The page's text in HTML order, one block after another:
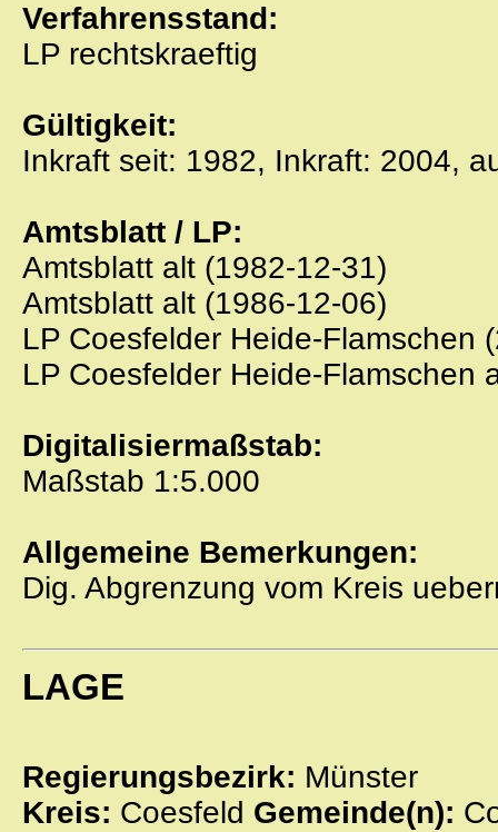
Verfahrensstand:
LP rechtskraeftig
Gültigkeit:
Inkraft seit: 1982, Inkraft: 2004,
Amtsblatt / LP:
Amtsblatt alt (1982-12-31)
Amtsblatt alt (1986-12-06)
LP Coesfelder Heide-Flamschen
LP Coesfelder Heide-Flamschen
Digitalisiermaßstab:
Maßstab 1:5.000
Allgemeine Bemerkungen:
Dig. Abgrenzung vom Kreis
LAGE
Regierungsbezirk: Münster
Kreis: Coesfeld Gemeinde(n):